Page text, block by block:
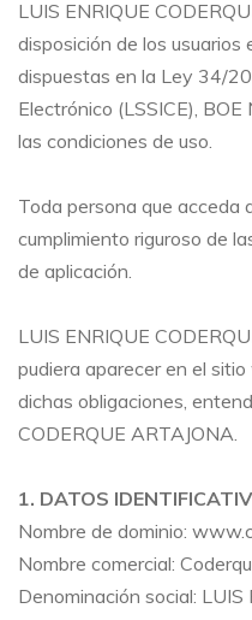
LUIS ENRIQUE
disposición de los
dispuestas en la Ley 34/
Electrónico (LSSICE),
las condiciones de uso.
Toda persona que acceda
cumplimiento riguroso de
de aplicación.
LUIS ENRIQUE
pudiera aparecer en el
dichas obligaciones,
CODERQUE ARTAJONA.
1. DATOS
Nombre de dominio:
Nombre comercial:
Denominación social: